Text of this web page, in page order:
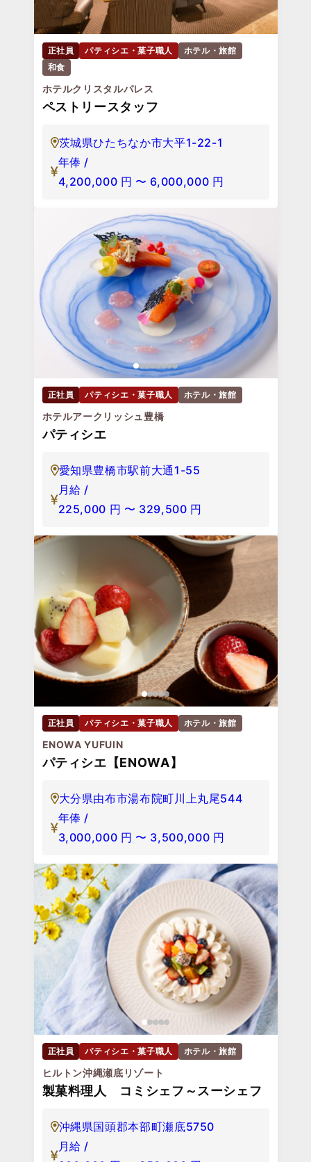
正社員 パティシエ・菓子職人
ホテル・旅館
和食
ホテルクリスタルパレス
ペストリースタッフ
茨城県ひたちなか市大平1-22-1
年俸 /
4,200,000 円 〜 6,000,000 円
正社員 パティシエ・菓子職人 ホテル・旅館
ホテルアークリッシュ豊橋
パティシエ
愛知県豊橋市駅前大通1-55
月給 /
225,000 円 〜 329,500 円
正社員 パティシエ・菓子職人 ホテル・旅館
ENOWA YUFUIN
パティシエ【ENOWA】
大分県由布市湯布院町川上丸尾544
年俸 /
3,000,000 円 〜 3,500,000 円
正社員 パティシエ・菓子職人 ホテル・旅館
ヒルトン沖縄瀬底リゾート
製菓料理人 コミシェフ～スーシェフ
沖縄県国頭郡本部町瀬底5750
月給 /